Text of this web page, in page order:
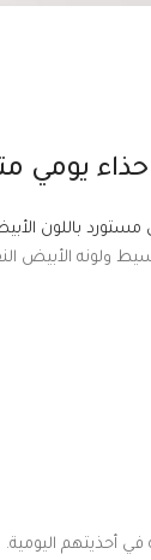
يومي
باللون
ولونه الأبيض
في أحذيتهم